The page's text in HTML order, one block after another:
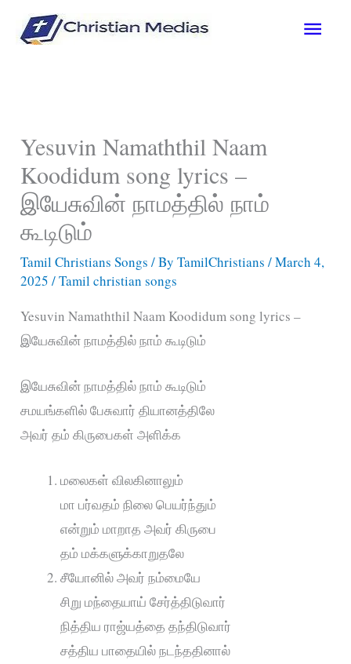
Main
Yesuvin Namaththil Naam
Koodidum song lyrics –
இயேசுவின் நாமத்தில் நாம்
கூடிடும்
Tamil Christians Songs / ByTamilChristians/March 4,
2025/Tamil christian songs
Yesuvin Namaththil Naam Koodidum song lyrics –
இயேசுவின் நாமத்தில் நாம் கூடிடும்
இயேசுவின் நாமத்தில் நாம் கூடிடும்
சமயங்களில் பேசுவார் தியானத்திலே
அவர் தம் கிருபைகள் அளிக்க
மலைகள் விலகினாலும்
மா பர்வதம் நிலை பெயர்ந்தும்
என்றும் மாறாத அவர் கிருபை
தம் மக்களுக்காறுதலே
சீயோனில் அவர் நம்மையே
சிறு மந்தையாய் சேர்த்திடுவார்
நித்திய ராஜ்யத்தை தந்திடுவார்
சத்திய பாதையில் நடந்ததினால்